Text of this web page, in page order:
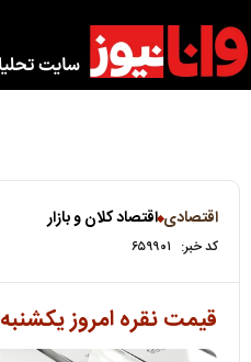
اقتصادی اقتصاد کلان و بازار
کد خبر: ۶۵۹۹۰۱
قیمت نقره امروز یکشنبه ۳۱ خرداد ۱۴۰۵